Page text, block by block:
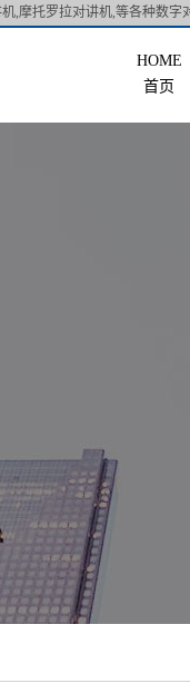
,摩托罗拉对讲机,等各种数字
首页